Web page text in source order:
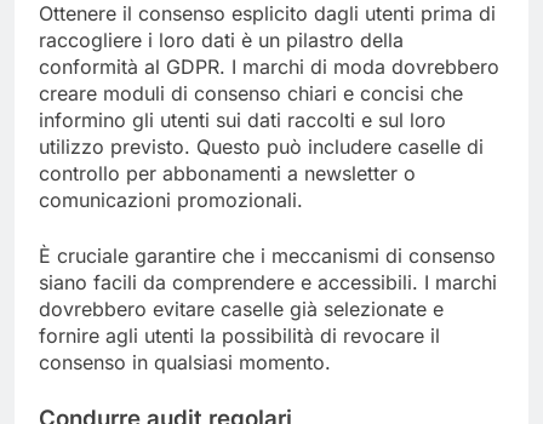
Ottenere il consenso esplicito dagli utenti prima di
raccogliere i loro dati è un pilastro della
conformità al GDPR. I marchi di moda dovrebbero
creare moduli di consenso chiari e concisi che
informino gli utenti sui dati raccolti e sul loro
utilizzo previsto. Questo può includere caselle di
controllo per abbonamenti a newsletter o
comunicazioni promozionali.
È cruciale garantire che i meccanismi di consenso
siano facili da comprendere e accessibili. I marchi
dovrebbero evitare caselle già selezionate e
fornire agli utenti la possibilità di revocare il
consenso in qualsiasi momento.